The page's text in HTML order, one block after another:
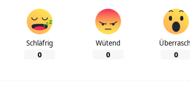
Schläfrig
0
Wütend
0 0